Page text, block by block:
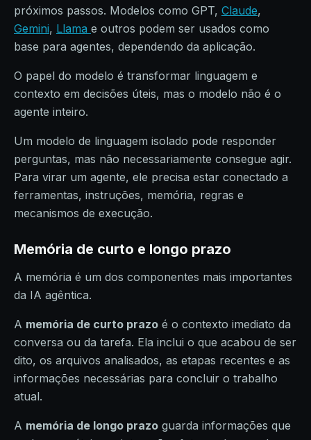
próximos passos. Modelos como GPT, Claude,
Gemini, Llama e outros podem ser usados como
base para agentes, dependendo da aplicação.
O papel do modelo é transformar linguagem e
contexto em decisões úteis, mas o modelo não é o
agente inteiro.
Um modelo de linguagem isolado pode responder
perguntas, mas não necessariamente consegue agir.
Para virar um agente, ele precisa estar conectado a
ferramentas, instruções, memória, regras e
mecanismos de execução.
Memória de curto e longo prazo
A memória é um dos componentes mais importantes
da IA agêntica.
A memória de curto prazo é o contexto imediato da
conversa ou da tarefa. Ela inclui o que acabou de ser
dito, os arquivos analisados, as etapas recentes e as
informações necessárias para concluir o trabalho
atual.
A memória de longo prazo guarda informações que